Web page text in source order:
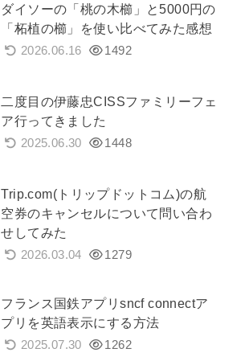
ダイソーの「桃の木櫛」と5000円の
「柘植の櫛」を使い比べてみた感想
2026.06.16 1492
二度目の伊藤忠CISSファミリーフェ
ア行ってきました
2025.06.30 1448
Trip.com(トリップドットコム)の航
空券のキャンセルについて問い合わ
せしてみた
2026.03.04 1279
フランス国鉄アプリsncf connectア
プリを英語表示にする方法
2025.07.30 1262